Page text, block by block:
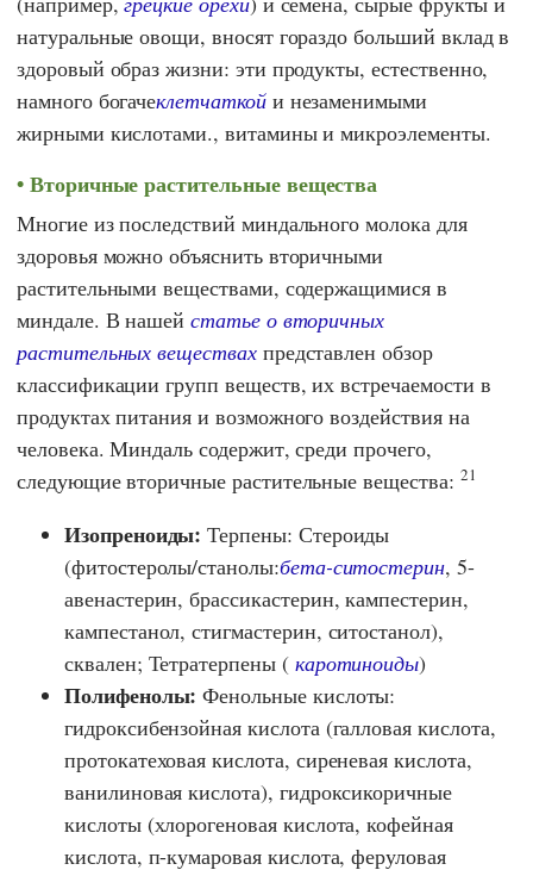
натуральные овощи, вносят гораздо больший вклад в
здоровый образ жизни: эти продукты, естественно,
намного богачеклетчаткойи незаменимыми
жирными кислотами., витамины и микроэлементы.
Вторичные растительные вещества
Многие из последствий миндального молока для
здоровья можно объяснить вторичными
растительными веществами, содержащимися в
миндале. В нашейстатье о вторичных
растительных веществахпредставлен обзор
классификации групп веществ, их встречаемости в
продуктах питания и возможного воздействия на
человека. Миндаль содержит, среди прочего,
следующие вторичные растительные вещества: 21
Изопреноиды: Терпены: Стероиды
(фитостеролы/станолы:бета-ситостерин, 5-
авенастерин, брассикастерин, кампестерин,
кампестанол, стигмастерин, ситостанол),
сквален; Тетратерпены ( каротиноиды)
Полифенолы: Фенольные кислоты:
гидроксибензойная кислота (галловая кислота,
протокатеховая кислота, сиреневая кислота,
ванилиновая кислота), гидроксикоричные
кислоты (хлорогеновая кислота, кофейная
кислота, п-кумаровая кислота, феруловая